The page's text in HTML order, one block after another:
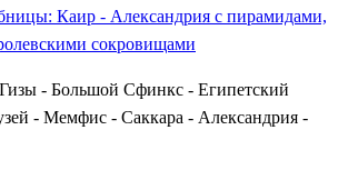
Каир - Александрия с пирамидами,
сокровищами
- Большой Сфинкс - Египетский
- Мемфис - Саккара - Александрия -